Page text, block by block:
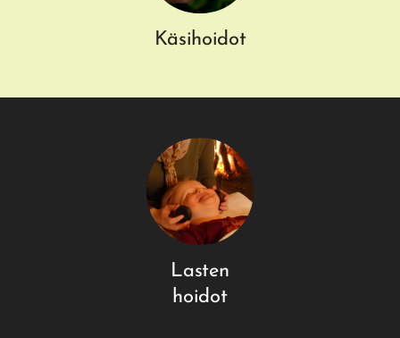
Käsihoidot
Lasten
hoidot